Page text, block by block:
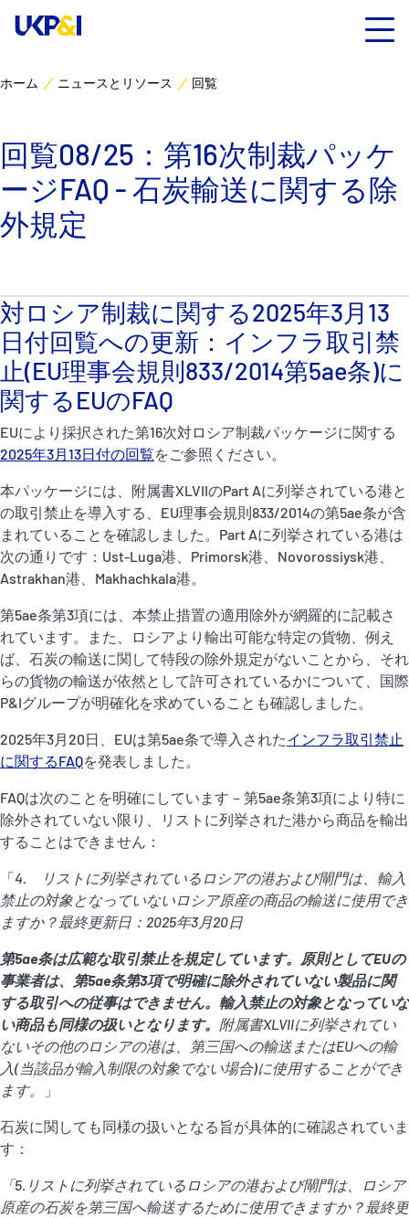
P&I Emergency Contacts
Fixed P&I Emergency Contacts
People
加入船検索
コレスポンデンツ
English
リスクマネジメント
Industry Expertise
UK P&I クラブについて
コンタクト
ホーム ニュースとリソース 回覧
回覧08/25：第16次制裁パッケ
ージFAQ - 石炭輸送に関する除
外規定
対ロシア制裁に関する2025年3月13
日付回覧への更新：インフラ取引禁
止(EU理事会規則833/2014第5ae条)に
関するEUのFAQ
EUにより採択された第16次対ロシア制裁パッケージに関する
2025年3月13日付の回覧をご参照ください。
本パッケージには、附属書XLVIIのPart Aに列挙されている港と
の取引禁止を導入する、EU理事会規則833/2014の第5ae条が含
まれていることを確認しました。Part Aに列挙されている港は
次の通りです：Ust-Luga港、Primorsk港、Novorossiysk港、
Astrakhan港、Makhachkala港。
第5ae条第3項には、本禁止措置の適用除外が網羅的に記載さ
れています。また、ロシアより輸出可能な特定の貨物、例え
ば、石炭の輸送に関して特段の除外規定がないことから、それ
らの貨物の輸送が依然として許可されているかについて、国際
P&Iグループが明確化を求めていることも確認しました。
2025年3月20日、EUは第5ae条で導入されたインフラ取引禁止
に関するFAQを発表しました。
FAQは次のことを明確にしています－第5ae条第3項により特に
除外されていない限り、リストに列挙された港から商品を輸出
することはできません：
「4.
リストに列挙されているロシアの港および閘門は、輸入
禁止の対象となっていないロシア原産の商品の輸送に使用でき
ますか？最終更新日： 2025年3月20日
第5ae条は広範な取引禁止を規定しています。原則としてEUの
事業者は、第5ae条第3項で明確に除外されていない製品に関
する取引への従事はできません。輸入禁止の対象となっていな
い商品も同様の扱いとなります。 附属書XLVIIに列挙されてい
ないその他のロシアの港は、第三国への輸送またはEUへの輸
入(当該品が輸入制限の対象でない場合)に使用することができ
ます。
」
石炭に関しても同様の扱いとなる旨が具体的に確認されていま
す：
「5.リストに列挙されているロシアの港および閘門は、ロシア
原産の石炭を第三国へ輸送するために使用できますか？最終更